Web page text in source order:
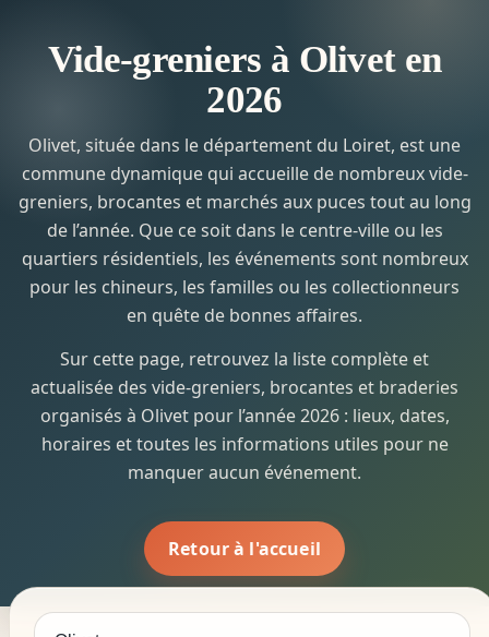
Vide-greniers à Olivet en
2026
Olivet, située dans le département du Loiret, est une
commune dynamique qui accueille de nombreux vide-
greniers, brocantes et marchés aux puces tout au long
de l’année. Que ce soit dans le centre-ville ou les
quartiers résidentiels, les événements sont nombreux
pour les chineurs, les familles ou les collectionneurs
en quête de bonnes affaires.
Sur cette page, retrouvez la liste complète et
actualisée des vide-greniers, brocantes et braderies
organisés à Olivet pour l’année 2026 : lieux, dates,
horaires et toutes les informations utiles pour ne
manquer aucun événement.
Retour à l'accueil